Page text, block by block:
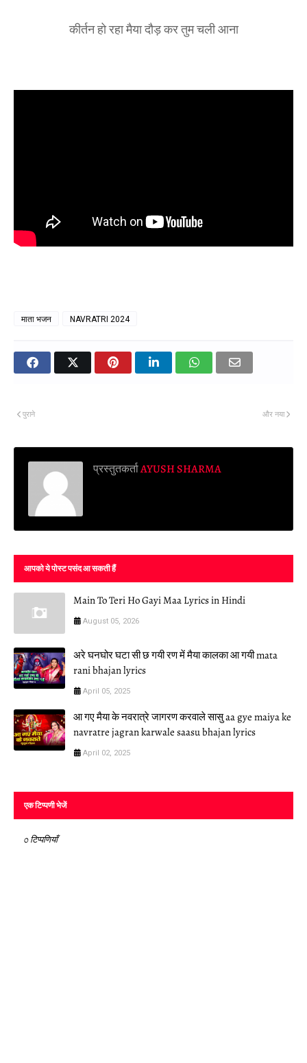
कीर्तन हो रहा मैया दौड़ कर तुम चली आना
माता भजन NAVRATRI 2024
और नया
पुराने
प्रस्तुतकर्ताAYUSH SHARMA
आपको ये पोस्ट पसंद आ सकती हैं
Main To Teri Ho Gayi Maa Lyrics in Hindi
August 05, 2026
अरे घनघोर घटा सी छ गयी रण में मैया कालका आ गयी mata
rani bhajan lyrics
April 05, 2025
आ गए मैया के नवरात्रे जागरण करवाले सासु aa gye maiya ke
navratre jagran karwale saasu bhajan lyrics
April 02, 2025
एक टिप्पणी भेजें
0 टिप्पणियाँ